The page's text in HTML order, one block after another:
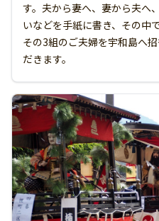
す。夫から妻へ、妻から夫へ
いなどを手紙に書き、その中
その3組のご夫婦を宇和島へ
だきます。